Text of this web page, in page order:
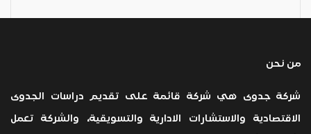
من نحن
شركة جدوى هي شركة قائمة على تقديم دراسات الجدوى
الاقتصادية والاستشارات الادارية والتسويقية، والشركة تعمل